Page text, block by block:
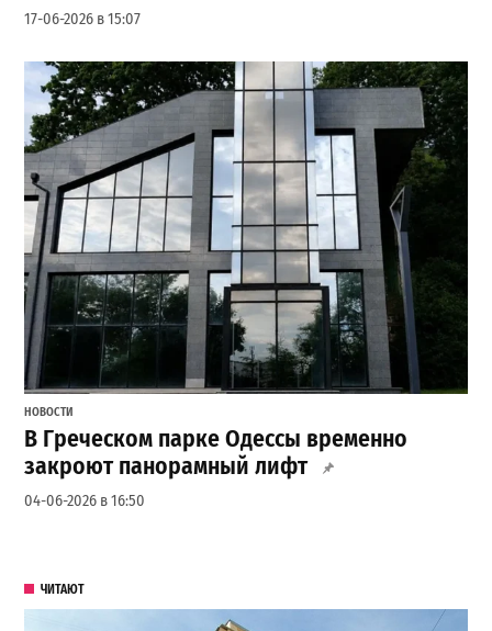
17-06-2026 в 15:07
НОВОСТИ
В Греческом парке Одессы временно
закроют панорамный лифт
04-06-2026 в 16:50
ЧИТАЮТ